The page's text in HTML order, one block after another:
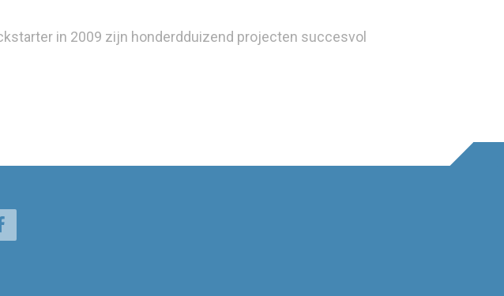
in 2009 zijn honderdduizend projecten succesvol